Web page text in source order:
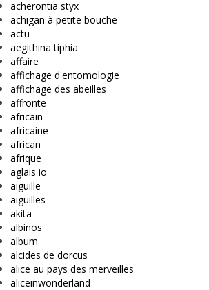
acherontia styx
achigan à petite bouche
actu
aegithina tiphia
affaire
affichage d'entomologie
affichage des abeilles
affronte
africain
africaine
african
afrique
aglais io
aiguille
aiguilles
akita
albinos
album
alcides de dorcus
alice au pays des merveilles
aliceinwonderland